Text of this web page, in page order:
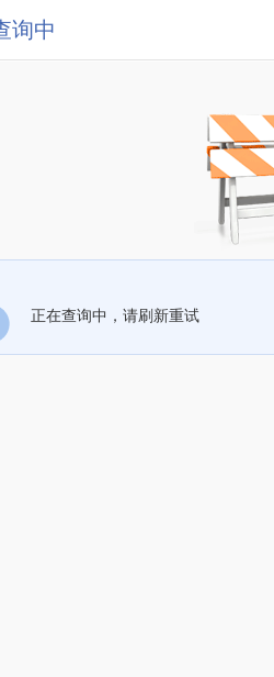
询中
正在查询中，请刷新重试